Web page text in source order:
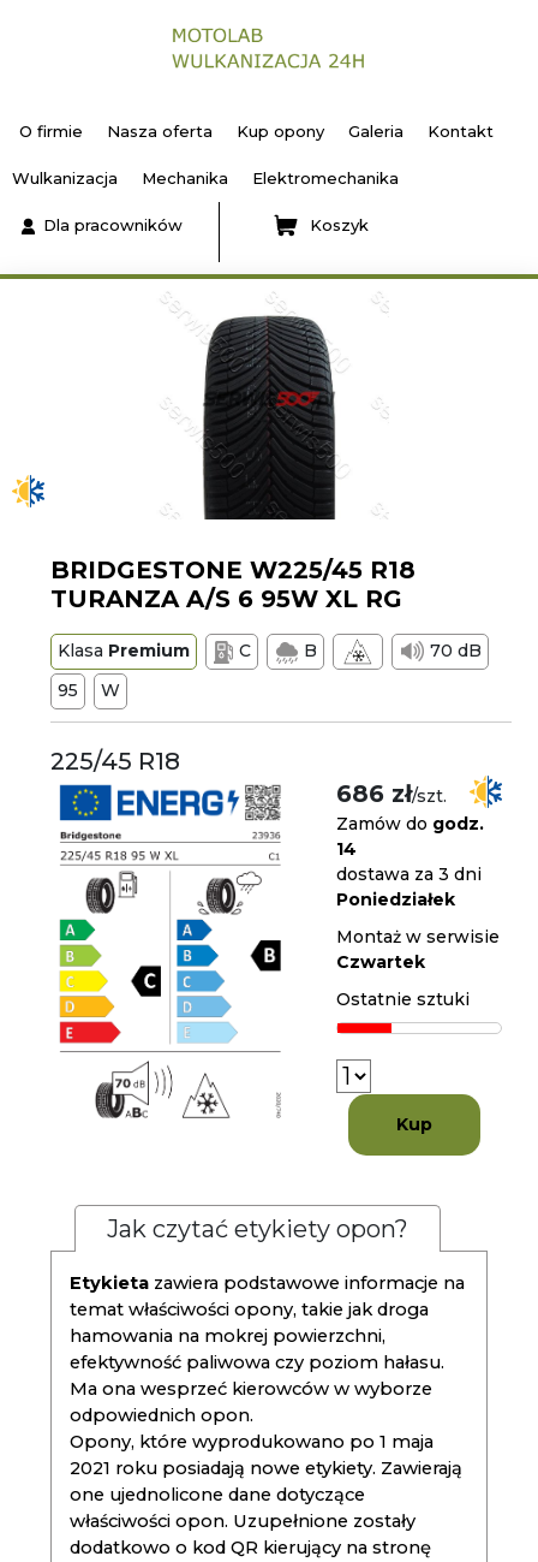
O firmie Nasza oferta Kup opony Galeria Kontakt
Wulkanizacja Mechanika Elektromechanika
Dla pracowników Koszyk
BRIDGESTONE W225/45 R18
TURANZA A/S 6 95W XL RG
Klasa Premium C B
70 dB
95
W
225/45 R18
686 zł/szt.
Zamów do godz.
14
dostawa za 3 dni
Poniedziałek
Montaż w serwisie
Czwartek
Ostatnie sztuki
Kup
Jak czytać etykiety opon?
Etykieta zawiera podstawowe informacje na
temat właściwości opony, takie jak droga
hamowania na mokrej powierzchni,
efektywność paliwowa czy poziom hałasu.
Ma ona wesprzeć kierowców w wyborze
odpowiednich opon.
Opony, które wyprodukowano po 1 maja
2021 roku posiadają nowe etykiety. Zawierają
one ujednolicone dane dotyczące
właściwości opon. Uzupełnione zostały
dodatkowo o kod QR kierujący na stronę